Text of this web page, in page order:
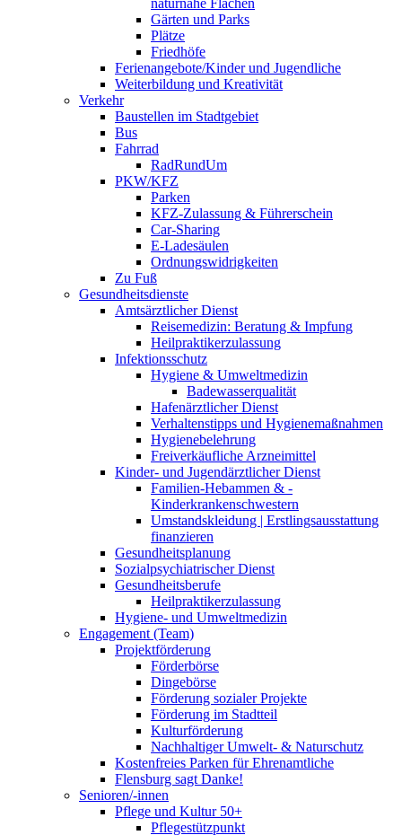
naturnahe Flächen
Gärten und Parks
Plätze
Friedhöfe
Ferienangebote/Kinder und Jugendliche
Weiterbildung und Kreativität
Verkehr
Baustellen im Stadtgebiet
Bus
Fahrrad
RadRundUm
PKW/KFZ
Parken
KFZ-Zulassung & Führerschein
Car-Sharing
E-Ladesäulen
Ordnungswidrigkeiten
Zu Fuß
Gesundheitsdienste
Amtsärztlicher Dienst
Reisemedizin: Beratung & Impfung
Heilpraktikerzulassung
Infektionsschutz
Hygiene & Umweltmedizin
Badewasserqualität
Hafenärztlicher Dienst
Verhaltenstipps und Hygienemaßnahmen
Hygienebelehrung
Freiverkäufliche Arzneimittel
Kinder- und Jugendärztlicher Dienst
Familien-Hebammen & -
Kinderkrankenschwestern
Umstandskleidung | Erstlingsausstattung
finanzieren
Gesundheitsplanung
Sozialpsychiatrischer Dienst
Gesundheitsberufe
Heilpraktikerzulassung
Hygiene- und Umweltmedizin
Engagement (Team)
Projektförderung
Förderbörse
Dingebörse
Förderung sozialer Projekte
Förderung im Stadtteil
Kulturförderung
Nachhaltiger Umwelt- & Naturschutz
Kostenfreies Parken für Ehrenamtliche
Flensburg sagt Danke!
Senioren/-innen
Pflege und Kultur 50+
Pflegestützpunkt